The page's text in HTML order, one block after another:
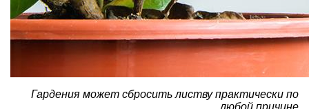
Гардения может сбросить листву практически по